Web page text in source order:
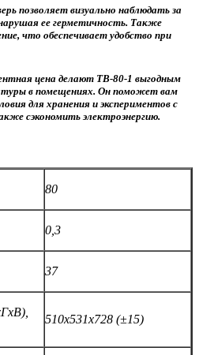
позволяет визуально наблюдать за
ее герметичность. Также
что обеспечивает удобство при
цена делают ТВ-80-1 выгодным
в помещениях. Он поможет вам
для хранения и экспериментов с
сэкономить электроэнергию.
80
0,3
37
510х531х728 (±15)